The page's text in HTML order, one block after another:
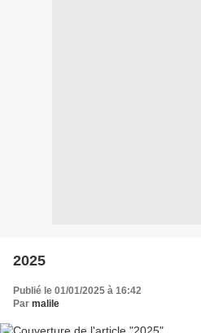
2025
Publié le 01/01/2025 à 16:42
Par malile